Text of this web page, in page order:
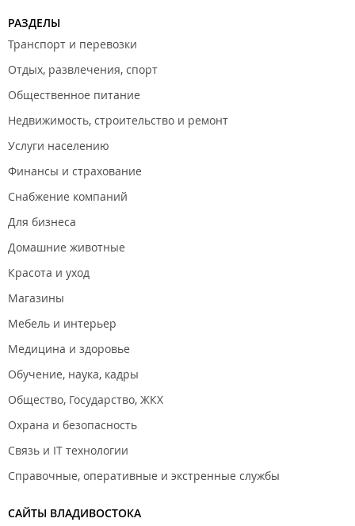
РАЗДЕЛЫ
Транспорт и перевозки
Отдых, развлечения, спорт
Общественное питание
Недвижимость, строительство и ремонт
Услуги населению
Финансы и страхование
Снабжение компаний
Для бизнеса
Домашние животные
Красота и уход
Магазины
Мебель и интерьер
Медицина и здоровье
Обучение, наука, кадры
Общество, Государство, ЖКХ
Охрана и безопасность
Связь и IT технологии
Справочные, оперативные и экстренные службы
САЙТЫ ВЛАДИВОСТОКА